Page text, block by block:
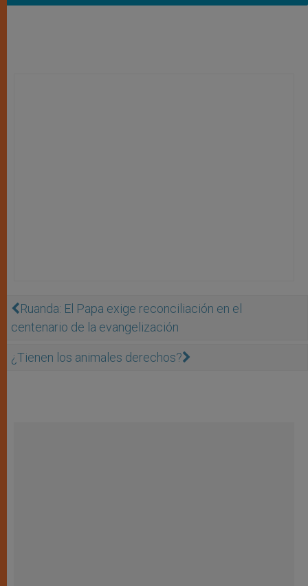
Ruanda: El Papa exige reconciliación en el
centenario de la evangelización
¿Tienen los animales derechos?